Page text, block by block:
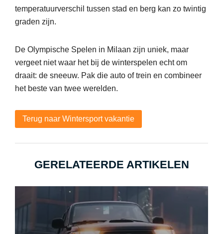
temperatuurverschil tussen stad en berg kan zo twintig
graden zijn.
De Olympische Spelen in Milaan zijn uniek, maar
vergeet niet waar het bij de winterspelen echt om
draait: de sneeuw. Pak die auto of trein en combineer
het beste van twee werelden.
Terug naar Wintersport vakantie
GERELATEERDE ARTIKELEN